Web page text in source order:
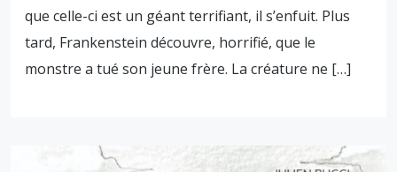
que celle-ci est un géant terrifiant, il s’enfuit. Plus
tard, Frankenstein découvre, horrifié, que le
monstre a tué son jeune frère. La créature ne […]